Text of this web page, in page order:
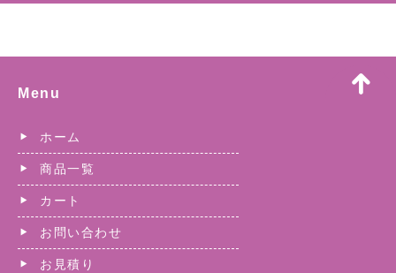
Menu
ホーム
商品一覧
カート
お問い合わせ
お見積り